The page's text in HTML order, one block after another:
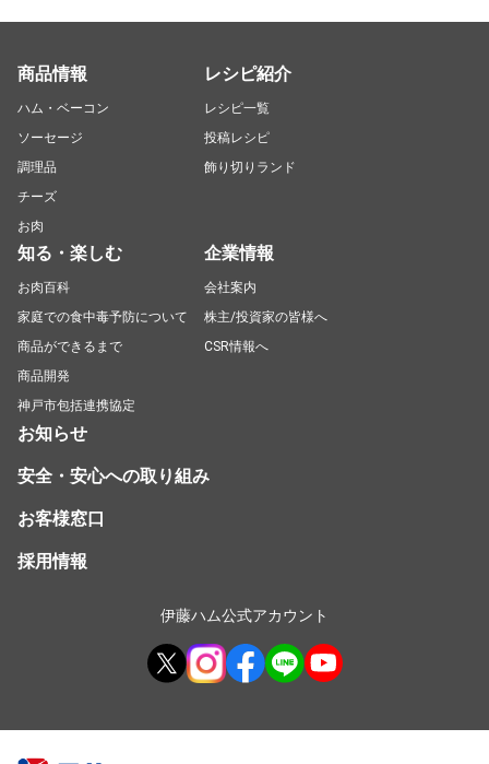
商品情報
ハム・ベーコン
ソーセージ
調理品
チーズ
お肉
レシピ紹介
レシピ一覧
投稿レシピ
飾り切りランド
知る・楽しむ
お肉百科
家庭での食中毒予防について
商品ができるまで
商品開発
神戸市包括連携協定
企業情報
会社案内
株主/投資家の皆様へ
CSR情報へ
お知らせ
安全・安心への取り組み
お客様窓口
採用情報
伊藤ハム公式アカウント